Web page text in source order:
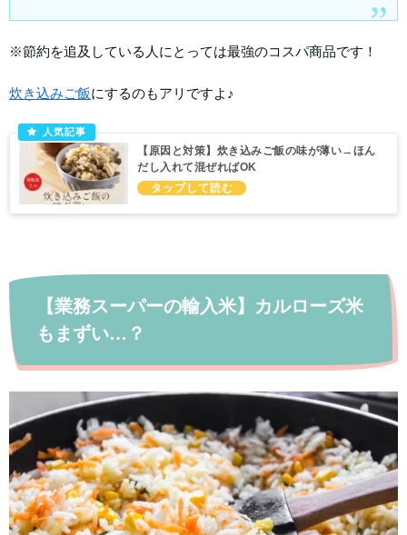
※節約を追及している人にとっては最強のコスパ商品です！
炊き込みご飯にするのもアリですよ♪
【原因と対策】炊き込みご飯の味が薄い→ほん
だし入れて混ぜればOK
【業務スーパーの輸入米】カルローズ米
もまずい…？